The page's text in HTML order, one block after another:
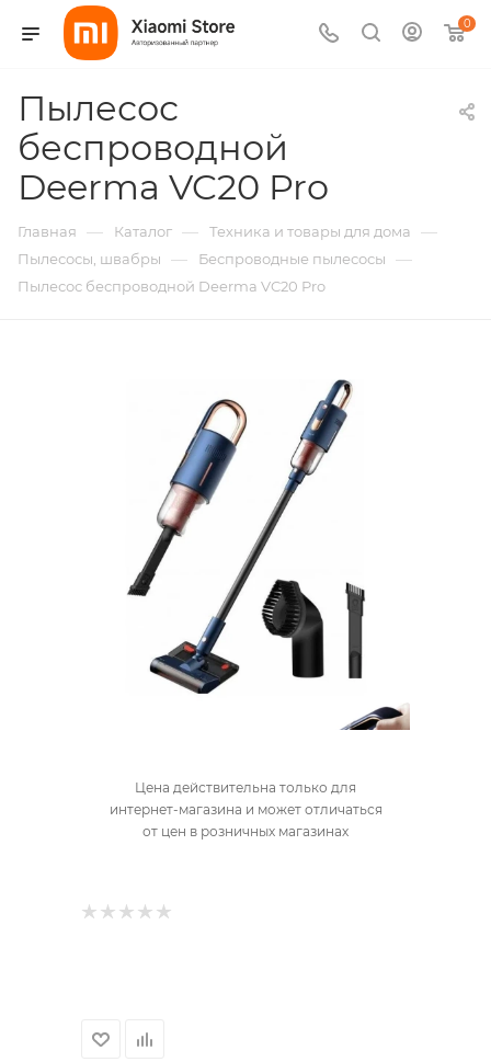
0
Пылесос
беспроводной
Deerma VC20 Pro
Главная — Каталог — Техника и товары для дома —
Пылесосы, швабры — Беспроводные пылесосы —
Пылесос беспроводной Deerma VC20 Pro
Цена действительна только для
интернет-магазина и может отличаться
от цен в розничных магазинах